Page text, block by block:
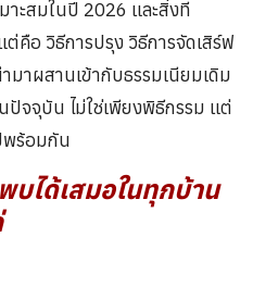
าะสมในปี 2026 และสิ่งที่
คือ วิธีการปรุง วิธีการจัดเสิร์ฟ
าผสานเข้ากับธรรมเนียมเดิม
ปัจจุบัน ไม่ใช่เพียงพิธีกรรม แต่
พร้อมกัน
ได้เสมอในทุกบ้าน